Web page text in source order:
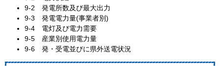
9-2 発電所数及び最大出力
9-3 発電電力量(事業者別)
9-4 電灯及び電力需要
9-5 産業別使用電力量
9-6 発・受電並びに県外送電状況